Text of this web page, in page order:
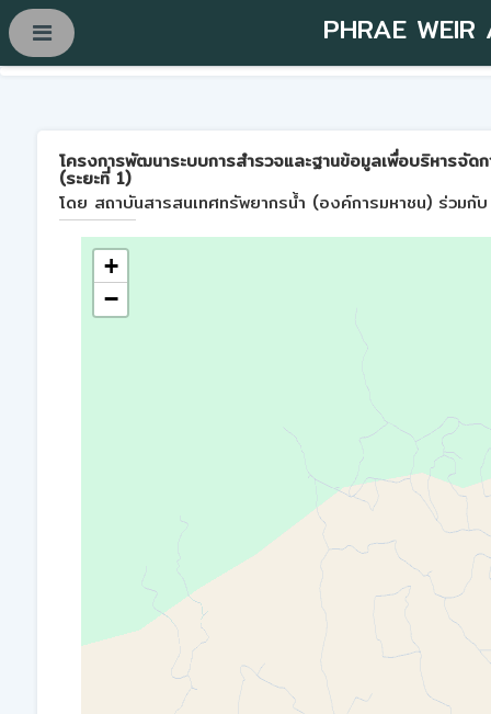
PHRAE WEIR
โครงการพัฒนาระบบการสำรวจและฐานข้อมูลเพื่อบริหารจั
(ระยะที่ 1)
โดย สถาบันสารสนเทศทรัพยากรน้ำ (องค์การมหาชน) ร่วมกั
+
−